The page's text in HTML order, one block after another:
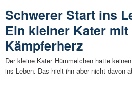
Schwerer Start ins
Ein kleiner Kater
Kämpferherz
Der kleine Kater Hümmelchen hatte
ins Leben. Das hielt ihn aber nicht davon